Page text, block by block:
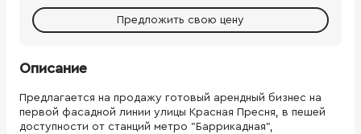
Предложить свою цену
Описание
Предлагается на продажу готовый арендный бизнес на
первой фасадной линии улицы Красная Пресня, в пешей
доступности от станций метро "Баррикадная",